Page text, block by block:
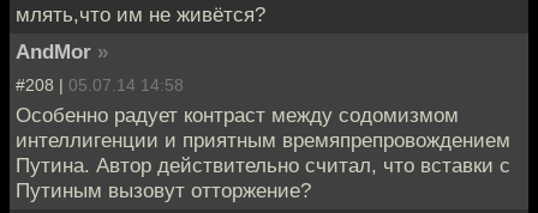
млять,что им не живётся?
AndMor »
#208 | 05.07.14 14:58
Особенно радует контраст между содомизмом
интеллигенции и приятным времяпрепровождением
Путина. Автор действительно считал, что вставки с
Путиным вызовут отторжение?